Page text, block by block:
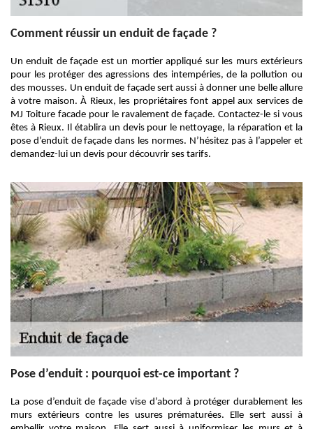
Comment réussir un enduit de façade ?
Un enduit de façade est un mortier appliqué sur les murs extérieurs
pour les protéger des agressions des intempéries, de la pollution ou
des mousses. Un enduit de façade sert aussi à donner une belle allure
à votre maison. À Rieux, les propriétaires font appel aux services de
MJ Toiture facade pour le ravalement de façade. Contactez-le si vous
êtes à Rieux. Il établira un devis pour le nettoyage, la réparation et la
pose d’enduit de façade dans les normes. N’hésitez pas à l’appeler et
demandez-lui un devis pour découvrir ses tarifs.
Pose d’enduit : pourquoi est-ce important ?
La pose d’enduit de façade vise d’abord à protéger durablement les
murs extérieurs contre les usures prématurées. Elle sert aussi à